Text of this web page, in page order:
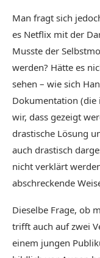
Man fragt sich
es Netflix mit der
Musste der
werden? Hätte es
sehen – wie sich
Dokumentation (die
wir, dass gezeigt
drastische Lösung
auch drastisch
nicht verklärt
abschreckende
Dieselbe Frage, ob
trifft auch auf zwei
einem jungen